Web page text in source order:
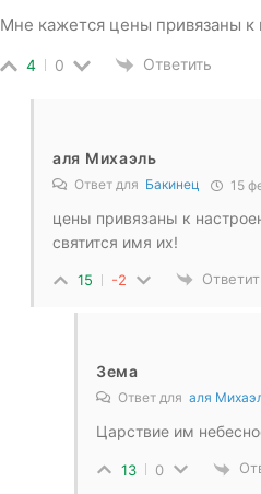
Мне кажется цены привязаны к
4 0 Ответить
аля Михаэль
Ответ для Бакинец 15
цены привязаны к
святится имя их!
15 -2
Зема
Ответ для аля
Царствие им
13 0